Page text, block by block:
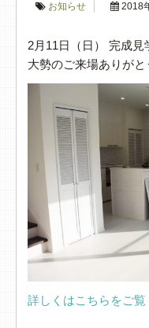
お知らせ 2018
2月11日（日） 完成見
大勢のご来場ありがと
詳しくはこちらをご